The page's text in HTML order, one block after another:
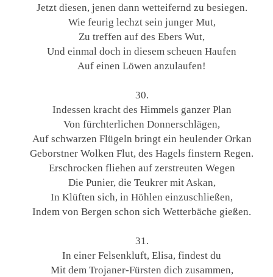
Jetzt diesen, jenen dann wetteifernd zu besiegen.
Wie feurig lechzt sein junger Mut,
Zu treffen auf des Ebers Wut,
Und einmal doch in diesem scheuen Haufen
Auf einen Löwen anzulaufen!
30.
Indessen kracht des Himmels ganzer Plan
Von fürchterlichen Donnerschlägen,
Auf schwarzen Flügeln bringt ein heulender Orkan
Geborstner Wolken Flut, des Hagels finstern Regen.
Erschrocken fliehen auf zerstreuten Wegen
Die Punier, die Teukrer mit Askan,
In Klüften sich, in Höhlen einzuschließen,
Indem von Bergen schon sich Wetterbäche gießen.
31.
In einer Felsenkluft, Elisa, findest du
Mit dem Trojaner-Fürsten dich zusammen,